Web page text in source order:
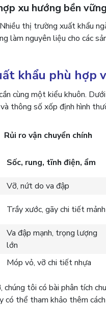
xu hướng bền vững
thị trường xuất khẩu
làm nguyên liệu cho các
khẩu phù hợp
cùng một kiểu khuôn.
thông số xốp định hình
Rủi ro vận chuyển chính
Sốc, rung, tĩnh điện, ẩm
Vỡ, nứt do va đập
Trầy xước, gãy chi tiết mảnh
Va đập mạnh, trọng lượng
lớn
Móp vỏ, vỡ chi tiết nhựa
tôi có bài phân tích
có thể tham khảo thêm